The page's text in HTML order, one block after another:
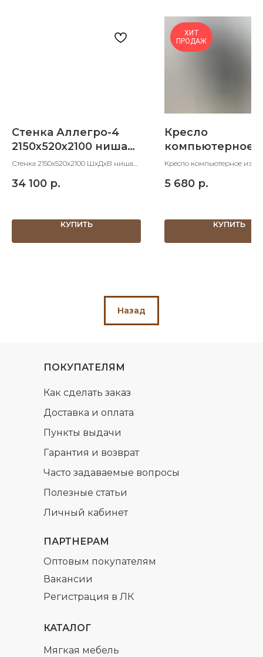
Стенка Аллегро-4
2150х520х2100 ниша
под ТВ
Стенка 2150х520х2100 ШхДхВ ниша
34 100 р.
КУПИТЬ
ХИТ
ПРОДАЖ
Кресло
компьютерное
Престиж Варна
Кресло компьютерное из
5 680 р.
КУПИТЬ
Назад
ПАРТНЕРАМ
Регистрация в ЛК
Оптовым покупателям
Вакансии
КАТАЛОГ
Мягкая мебель
ПОКУПАТЕЛЯМ
Доставка и оплата
Часто задаваемые вопросы
Гарантия и возврат
Полезные статьи
Пункты выдачи
Как сделать заказ
Личный кабинет